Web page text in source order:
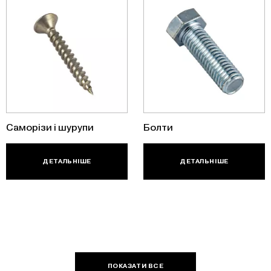
Саморізи і шурупи
ДЕТАЛЬНІШЕ
Болти
ДЕТАЛЬНІШЕ
ПОКАЗАТИ ВСЕ